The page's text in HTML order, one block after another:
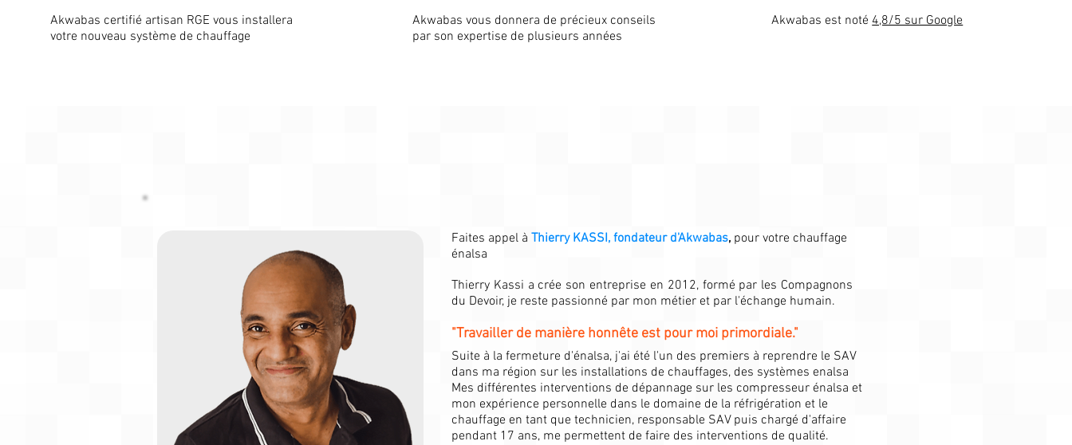
Akwabas certifié artisan RGE vous installera
votre nouveau système de chauffage
Akwabas vous donnera de précieux conseils
par son expertise de plusieurs années
Akwabas est noté4,8/5 sur Google
Faites appel à Thierry KASSI, fondateur d'Akwabas, pour votre chauffage
énalsa
Thierry Kassi a crée son entreprise en 2012, formé par les Compagnons
du Devoir, je reste passionné par mon métier et par l'échange humain.
"Travailler de manière honnête est pour moi primordiale."
Suite à la fermeture d'énalsa, j'ai été l'un des premiers à reprendre le SAV
dans ma région sur les installations de chauffages, des systèmes enalsa
Mes différentes interventions de dépannage sur les compresseur énalsa et
mon expérience personnelle dans le domaine de la réfrigération et le
chauffage en tant que technicien, responsable SAV puis chargé d'affaire
pendant 17 ans, me permettent de faire des interventions de qualité.